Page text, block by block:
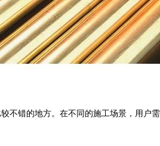
错的地方。在不同的施工场景，用户